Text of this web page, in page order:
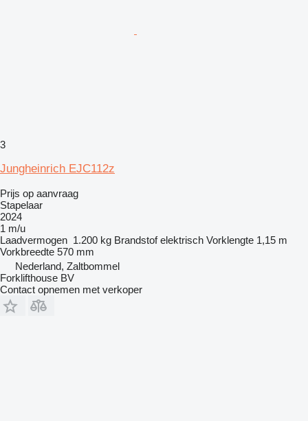
3
Jungheinrich EJC112z
Prijs op aanvraag
Stapelaar
2024
1 m/u
Laadvermogen 1.200 kg Brandstof elektrisch Vorklengte 1,15 m
Vorkbreedte 570 mm
Nederland, Zaltbommel
Forklifthouse BV
Contact opnemen met verkoper